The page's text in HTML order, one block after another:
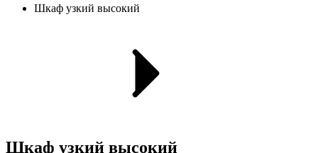
Шкаф узкий высокий
Шкаф узкий высокий